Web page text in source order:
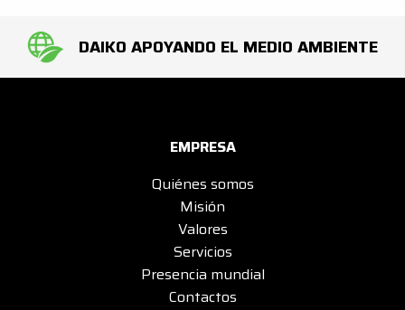
DAIKO APOYANDO EL MEDIO AMBIENTE
EMPRESA
Quiénes somos
Misión
Valores
Servicios
Presencia mundial
Contactos